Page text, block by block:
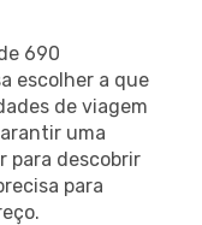
690
escolher a que
de viagem
uma
para descobrir
para